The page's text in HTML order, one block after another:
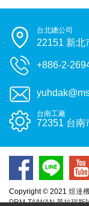
台北總公司
22151 新北
+886-2-
台南工廠
72351 台南
Copyright © 2021 煜達
PRM-TAIWAN 普拉瑞斯